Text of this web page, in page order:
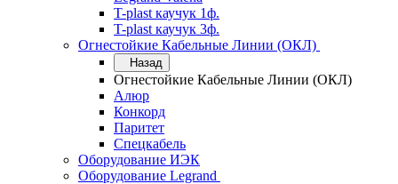
T-plast каучук 1ф.
T-plast каучук 3ф.
Огнестойкие Кабельные Линии (ОКЛ)
Назад
Огнестойкие Кабельные Линии (ОКЛ)
Алюр
Конкорд
Паритет
Спецкабель
Оборудование ИЭК
Оборудование Legrand